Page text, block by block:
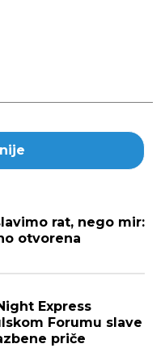
rat, nego mir:
otvorena
Express
Forumu slave
priče